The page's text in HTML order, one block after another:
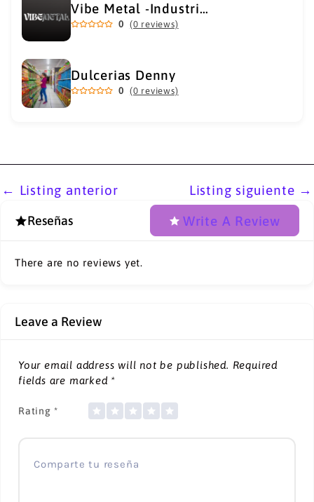
Vibe Metal -Industrial Metal Supply
0 (0 reviews)
Dulcerias Denny
0 (0 reviews)
← Listing anterior Listing siguiente →
Reseñas Write A Review
There are no reviews yet.
Leave a Review
Your email address will not be published. Required
fields are marked *
Rating *